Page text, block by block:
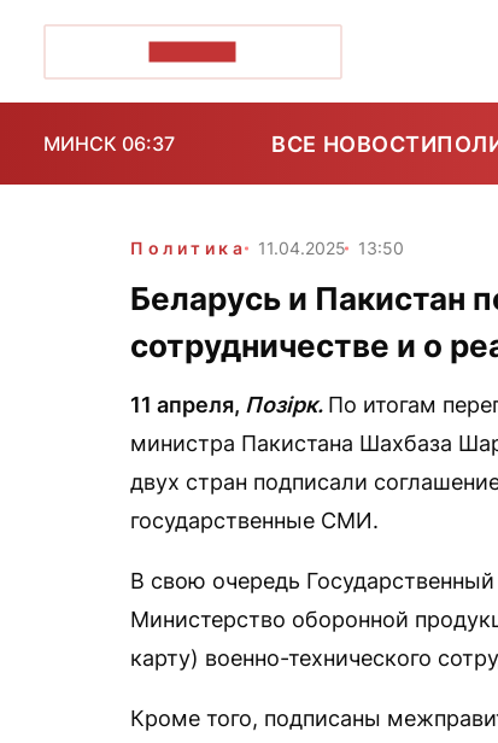
МИНСК 06:37 ВСЕ НОВОСТИ
Политика 11.04.2025 13:50
Беларусь и Пакистан
сотрудничестве и о
11 апреля, Позірк. По итогам
министра Пакистана Шахбаза
двух стран подписали
государственные СМИ.
В свою очередь
Министерство оборонной
карту) военно-технического
Кроме того, подписаны